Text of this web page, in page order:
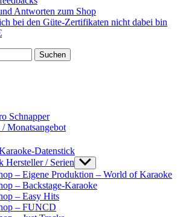
Antworten zum Shop
bei den Güte-Zertifikaten nicht dabei bin
Schnapper
Monatsangebot
Datenstick
Hersteller / Serien Show
sub
menu
– Eigene Produktion – World of Karaoke
– Backstage-Karaoke
– Easy Hits
– FUNCD